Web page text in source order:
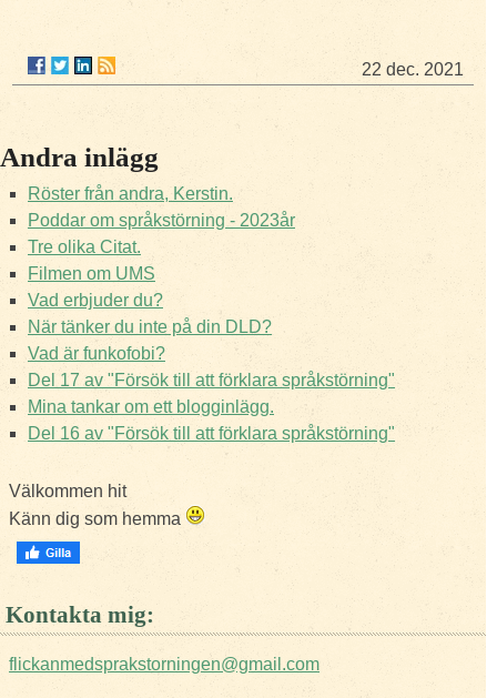
22 dec. 2021
Andra inlägg
Röster från andra, Kerstin.
Poddar om språkstörning - 2023år
Tre olika Citat.
Filmen om UMS
Vad erbjuder du?
När tänker du inte på din DLD?
Vad är funkofobi?
Del 17 av "Försök till att förklara språkstörning"
Mina tankar om ett blogginlägg.
Del 16 av "Försök till att förklara språkstörning"
Välkommen hit
Känn dig som hemma
Kontakta mig:
flickanmedsprakstorningen@gmail.com